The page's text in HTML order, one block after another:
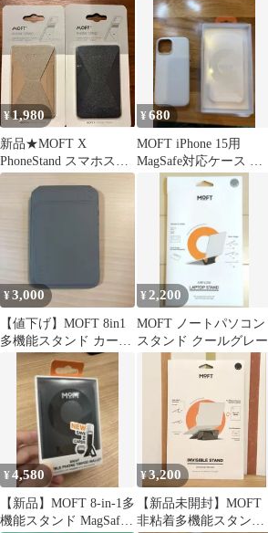
¥1,980
新品★MOFT X
PhoneStand スマホスタ
ンド
¥680
MOFT iPhone 15用
MagSafe対応ケース グ
¥3,000
【値下げ】MOFT 8in1
多機能スタンド カード
ケース付き トープ
¥ 2,200
MOFT ノートパソコン
スタンド クールグレー
¥4,580
【新品】MOFT 8-in-1多
機能スタンド MagSafe
¥3,200
【新品未開封】MOFT
非粘着多機能スタンド